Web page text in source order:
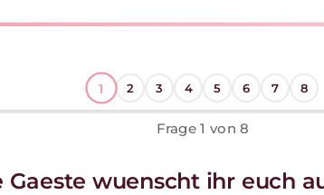
1 2 3 4 5 6 7 8
Frage 1 von 8
Gaeste wuenscht ihr euch